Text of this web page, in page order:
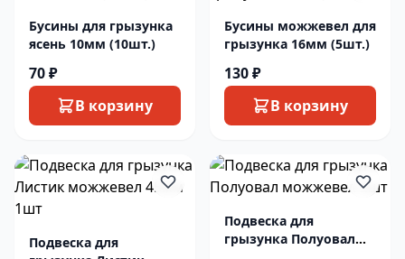
Бусины для грызунка
ясень 10мм (10шт.)
70 ₽
В корзину
Бусины можжевел для
грызунка 16мм (5шт.)
130 ₽
В корзину
Подвеска для
Подвеска для
грызунка Полуовал